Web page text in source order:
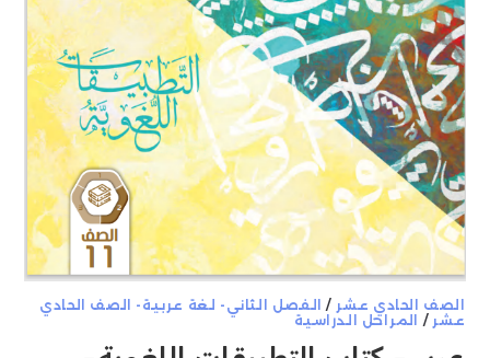
الصف الحادي عشر /
الفصل الثاني- لغة عربية- الصف الحادي
عشر / المراحل الدراسية